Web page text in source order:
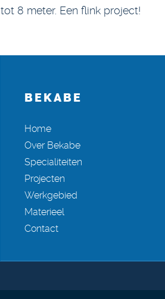
tot 8 meter. Een flink project!
BEKABE
Home
Over Bekabe
Specialiteiten
Projecten
Werkgebied
Materieel
Contact